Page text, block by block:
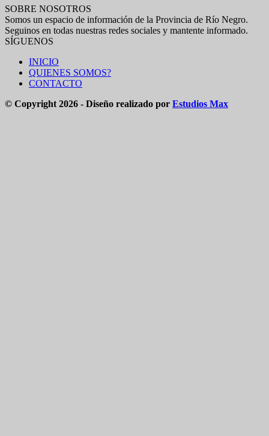
SOBRE NOSOTROS
Somos un espacio de información de la Provincia de Río Negro.
Seguinos en todas nuestras redes sociales y mantente informado.
SÍGUENOS
INICIO
QUIENES SOMOS?
CONTACTO
© Copyright 2026 - Diseño realizado por Estudios Max